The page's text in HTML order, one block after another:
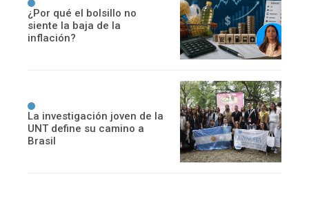
¿Por qué el bolsillo no
siente la baja de la
inflación?
La investigación joven de la
UNT define su camino a
Brasil